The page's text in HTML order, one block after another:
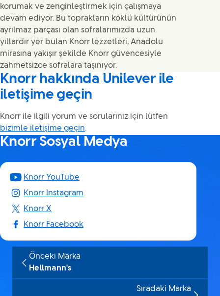
korumak ve zenginleştirmek için çalışmaya
devam ediyor. Bu toprakların köklü kültürünün
ayrılmaz parçası olan sofralarımızda uzun
yıllardır yer bulan Knorr lezzetleri, Anadolu
mirasına yakışır şekilde Knorr güvencesiyle
zahmetsizce sofralara taşınıyor.
Knorr hakkında Unilever ile
iletişime geçin
Knorr ile ilgili yorum ve sorularınız için lütfen
bizimle iletişime geçin.
Knorr Sosyal Medya
Knorr YouTube
Knorr Instagram
Knorr X
Knorr Facebook
Önceki Marka
Hellmann's
Sıradaki Marka